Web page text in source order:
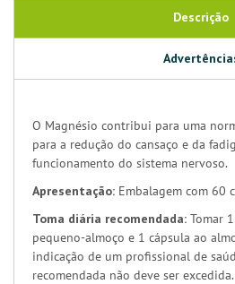
Descrição
O Magnésio contribui para uma
para a redução do cansaço e da
funcionamento do sistema nervoso.
Apresentação: Embalagem com 60
Toma diária recomendada: Tomar
pequeno-almoço e 1 cápsula ao
indicação de um profissional de
recomendada não deve ser excedida.